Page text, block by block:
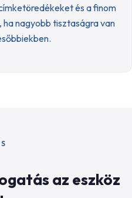
és a finom
nagyobb tisztaságra van
az eszköz